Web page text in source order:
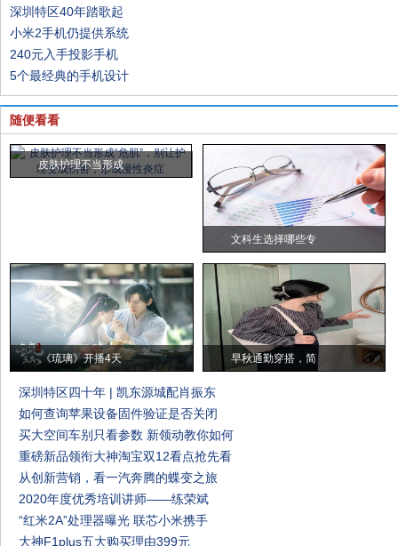
深圳特区40年踏歌起
小米2手机仍提供系统
240元入手投影手机
5个最经典的手机设计
随便看看
皮肤护理不当形成
文科生选择哪些专
《琉璃》开播4天 早秋通勤穿搭，简
深圳特区四十年 | 凯东源城配肖振东
如何查询苹果设备固件验证是否关闭
买大空间车别只看参数 新领动教你如何
重磅新品领衔大神淘宝双12看点抢先看
从创新营销，看一汽奔腾的蝶变之旅
2020年度优秀培训讲师——练荣斌
“红米2A”处理器曝光 联芯小米携手
大神F1plus五大购买理由399元